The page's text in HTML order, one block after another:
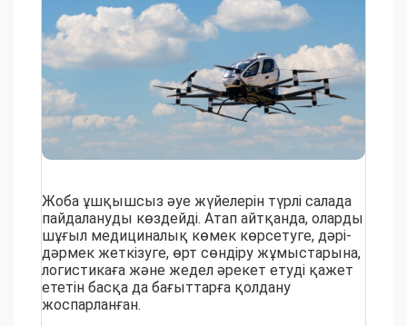
Жоба ұшқышсыз әуе жүйелерін түрлі салада
пайдалануды көздейді. Атап айтқанда, оларды
шұғыл медициналық көмек көрсетуге, дәрі-
дәрмек жеткізуге, өрт сөндіру жұмыстарына,
логистикаға және жедел әрекет етуді қажет
ететін басқа да бағыттарға қолдану
жоспарланған.